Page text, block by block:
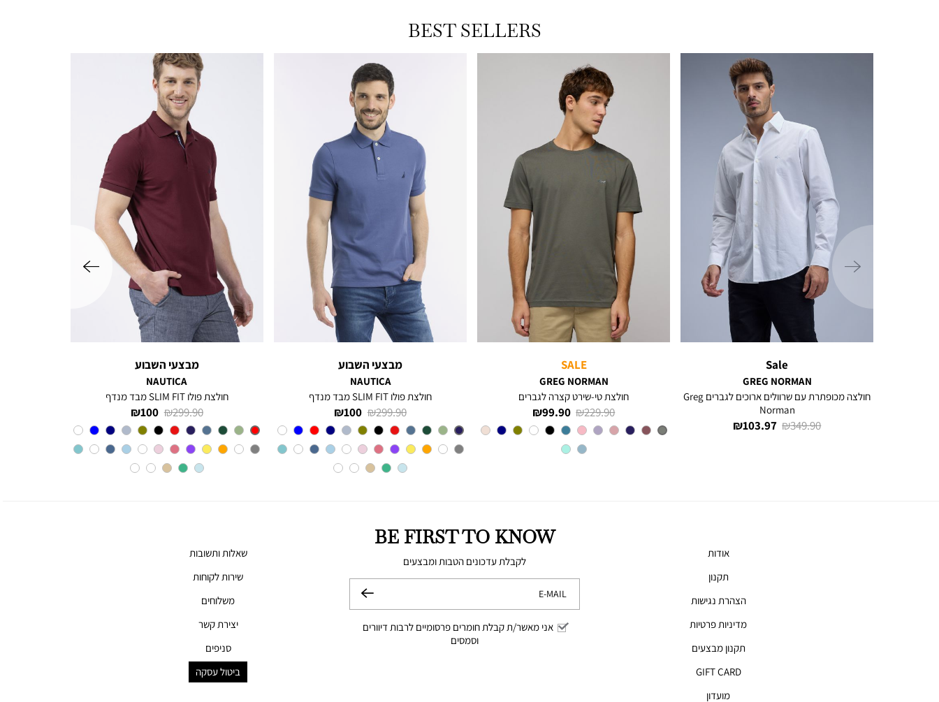
BEST SELLERS
ימינה
Sale
GREG NORMAN
חולצה מכופתרת עם שרוולים ארוכים לגברים Greg
Norman
מחיר
103.97 ₪
מחיר
349.90 ₪
SALE
GREG NORMAN
חולצת טי-שירט קצרה לגברים
מחיר
מוצר
99.90 ₪
מחיר
רגיל
229.90 ₪
צבע
STEEL
מבצעי השבוע
NAUTICA
חולצת פולו SLIM FIT מבד מנדף
מחיר
מוצר
100 ₪
מחיר
רגיל
299.90 ₪
צבע
BLUE
INDIGO
מבצעי השבוע
NAUTICA
חולצת פולו SLIM FIT מבד מנדף
מחיר
מוצר
100 ₪
מחיר
רגיל
299.90 ₪
צבע
Red
שמאלה
BE FIRST TO KNOW
לקבלת עדכונים הטבות ומבצעים
E-MAIL
אני מאשר/ת קבלת חומרים פרסומיים לרבות דיוורים
וסמסים
אודות
תקנון
הצהרת נגישות
מדיניות פרטיות
תקנון מבצעים
GIFT CARD
מועדון
שאלות ותשובות
שירות לקוחות
משלוחים
יצירת קשר
סניפים
ביטול עסקה